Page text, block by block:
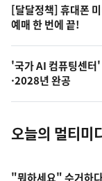
오
늘
의
사
진
[달달정책] 휴대폰
예매 한 번에 끝!
'국가 AI 컴퓨팅센
·2028년 완공
오늘의 멀티미
"뭐하세요" 수거하